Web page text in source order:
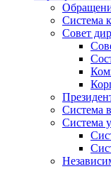
Система
Совет
Система
Система